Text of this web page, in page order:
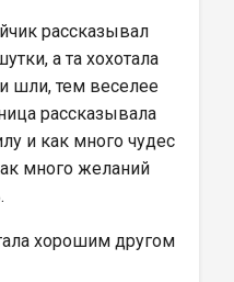
рассказывал
а та хохотала
шли, тем веселее
рассказывала
и как много чудес
много желаний
хорошим другом